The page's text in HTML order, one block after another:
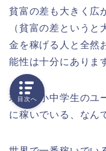
貧富の差も大きく広
（貧富の差という
金を稼げる人と全然
能性は十分にありま
現実に小中学生のユ
に稼いでいる、なん
目次へ